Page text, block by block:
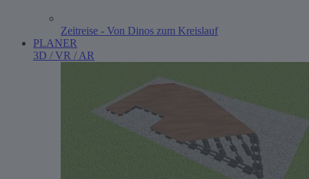
Zeitreise - Von Dinos zum Kreislauf
PLANER
3D / VR / AR